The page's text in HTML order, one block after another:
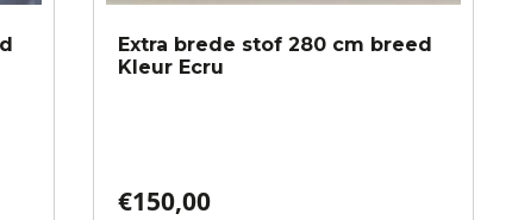
Extra brede stof 280 cm breed
Kleur Ecru
€150,00